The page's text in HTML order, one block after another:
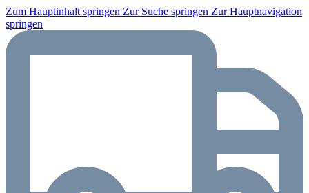
Zum Hauptinhalt springen Zur Suche springen Zur Hauptnavigation
springen